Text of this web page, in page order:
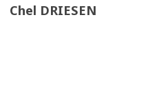
Chel DRIESEN